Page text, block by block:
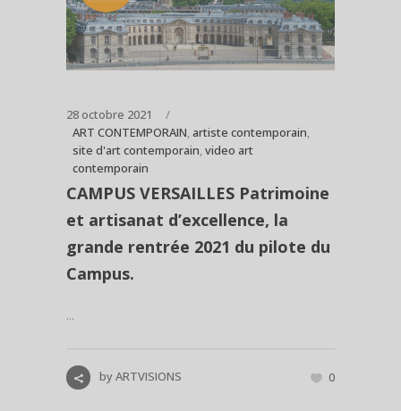
28 octobre 2021
ART CONTEMPORAIN, artiste contemporain,
site d'art contemporain,video art
contemporain
CAMPUS VERSAILLES Patrimoine
et artisanat d’excellence, la
grande rentrée 2021 du pilote du
Campus.
...
byARTVISIONS 0